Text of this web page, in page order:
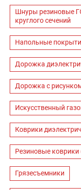
Шнуры резиновые
круглого сечений
Напольные
Дорожка
Дорожка с
Искусственный
Коврики
Резиновые
Грязесъемники